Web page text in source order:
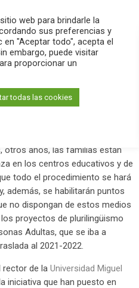
search menu pause PLAY
de plaza y
telemático
Aperitivo
otros años, las familias están
en los centros educativos y de
todo el procedimiento se hará
además, se habilitarán puntos
no dispongan de estos medios
proyectos de plurilingüismo
Adultas, que se iba a
al 2021-2022.
rector de la Universidad Miguel
iniciativa que han puesto en
web para brindarle la
sus preferencias y
"Aceptar todo", acepta el
embargo, puede visitar
proporcionar un
todas las cookies